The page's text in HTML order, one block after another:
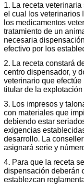
1. La receta
el cual los veterinarios
los medicamentos
tratamiento de un
necesaria
efectivo por los
2. La receta constará
centro dispensador, y
veterinario que efectúe
titular de la
3. Los impresos y
con materiales que
debiendo estar
exigencias
desarrollo. La
asignará serie y
4. Para que la receta
dispensación deberán
establezcan